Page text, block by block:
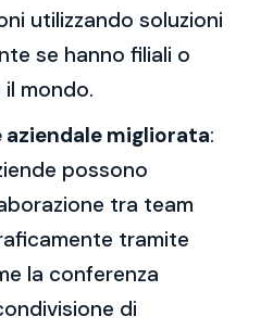
utilizzando soluzioni
se hanno filiali o
mondo.
migliorata:
possono
tra team
tramite
la conferenza
di